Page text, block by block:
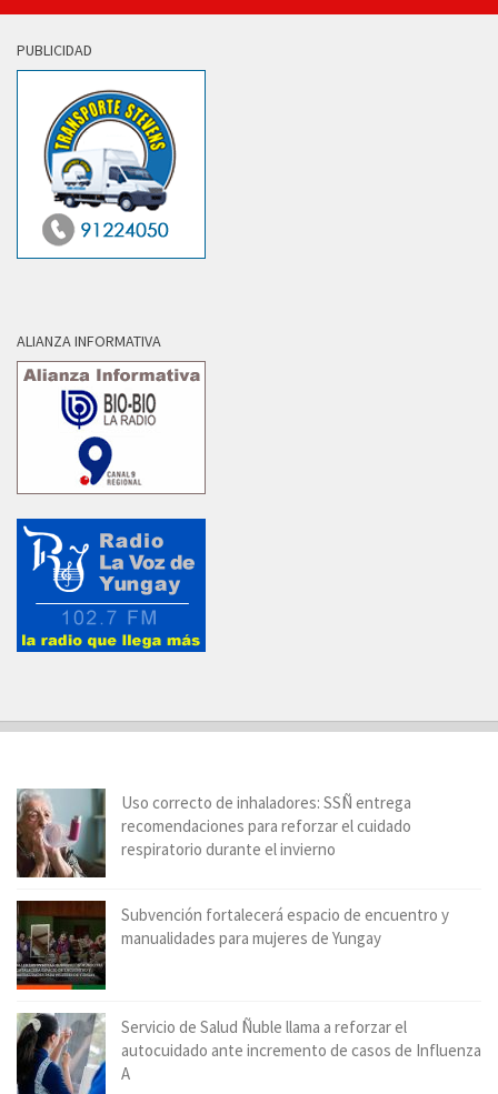
PUBLICIDAD
ALIANZA INFORMATIVA
Uso correcto de inhaladores: SSÑ entrega
recomendaciones para reforzar el cuidado
respiratorio durante el invierno
Subvención fortalecerá espacio de encuentro y
manualidades para mujeres de Yungay
Servicio de Salud Ñuble llama a reforzar el
autocuidado ante incremento de casos de Influenza
A